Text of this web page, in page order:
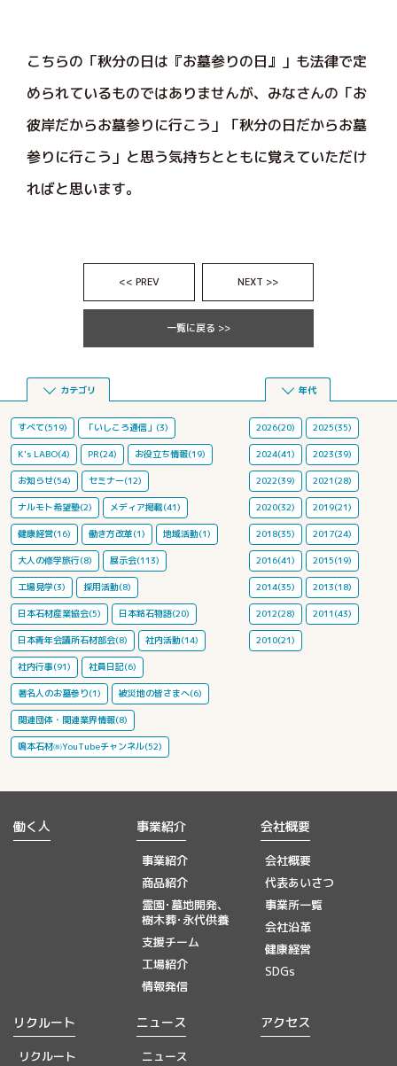
こちらの「秋分の日は『お墓参りの日』」も法律で定
められているものではありませんが、みなさんの「お
彼岸だからお墓参りに行こう」「秋分の日だからお墓
参りに行こう」と思う気持ちとともに覚えていただけ
ればと思います。
<< PREV NEXT >>
一覧に戻る >>
カテゴリ
すべて(519) 「いしころ通信」(3)
K's LABO(4) PR(24) お役立ち情報(19)
お知らせ(54) セミナー(12)
ナルモト希望塾(2) メディア掲載(41)
健康経営(16) 働き方改革(1) 地域活動(1)
大人の修学旅行(8) 展示会(113)
工場見学(3) 採用活動(8)
日本石材産業協会(5) 日本銘石物語(20)
日本青年会議所石材部会(8) 社内活動(14)
社内行事(91) 社員日記(6)
著名人のお墓参り(1) 被災地の皆さまへ(6)
関連団体・関連業界情報(8)
鳴本石材㈱YouTubeチャンネル(52)
年代
2026(20) 2025(35)
2024(41) 2023(39)
2022(39) 2021(28)
2020(32) 2019(21)
2018(35) 2017(24)
2016(41) 2015(19)
2014(35) 2013(18)
2012(28) 2011(43)
2010(21)
働く人 事業紹介
事業紹介
商品紹介
霊園･墓地開発、
樹木葬･永代供養
支援チーム
工場紹介
情報発信
会社概要
会社概要
代表あいさつ
事業所一覧
会社沿革
健康経営
SDGs
リクルート
リクルート
ニュース
ニュース
アクセス